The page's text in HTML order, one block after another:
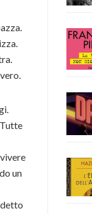
un
detto